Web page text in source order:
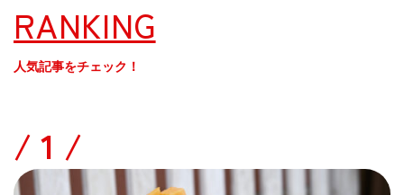
RANKING
人気記事をチェック！
/